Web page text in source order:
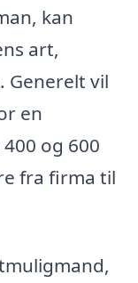
kan
art,
vil
en
og 600
fra firma til